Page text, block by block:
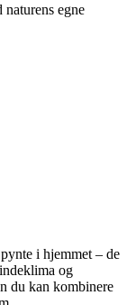
naturens egne
i hjemmet – de
og
du kan kombinere